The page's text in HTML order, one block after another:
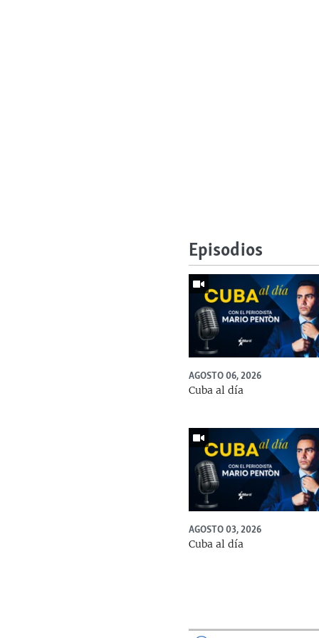
Episodios
AGOSTO 06, 2026
Cuba al día
AGOSTO 03, 2026
Cuba al día